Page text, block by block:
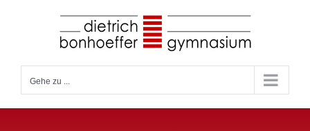
Gehe zu ...